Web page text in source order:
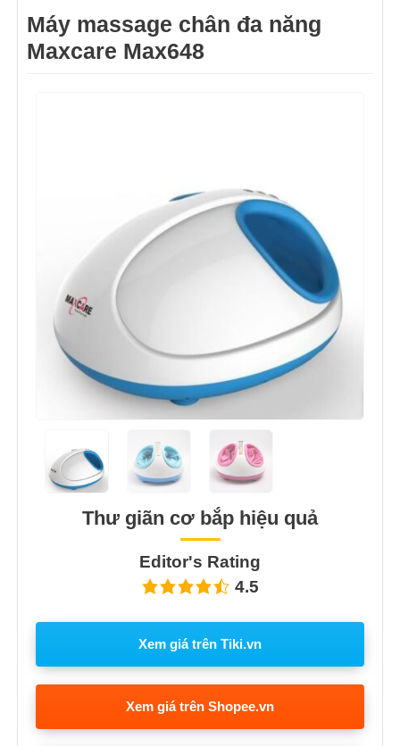
Máy massage chân đa năng
Maxcare Max648
Thư giãn cơ bắp hiệu quả
Editor's Rating
4.5
Xem giá trên Tiki.vn
Xem giá trên Shopee.vn